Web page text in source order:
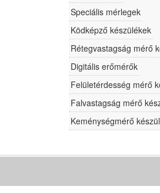
Speciális mérlegek
Ködképző készülékek
Rétegvastagság mérő
Digitális erőmérők
Felületérdesség mérő
Falvastagság mérő
Keménységmérő